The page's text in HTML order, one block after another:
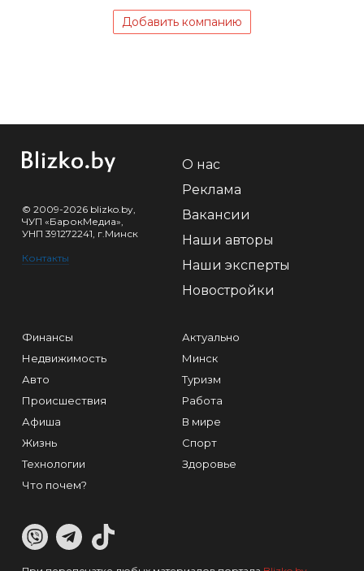
Добавить компанию
© 2009-2026 blizko.by,
ЧУП «БарокМедиа»,
УНП 391272241, г.Минск
Контакты
О нас
Реклама
Вакансии
Наши авторы
Наши эксперты
Новостройки
Финансы
Недвижимость
Авто
Происшествия
Афиша
Жизнь
Технологии
Что почем?
Актуально
Минск
Туризм
Работа
В мире
Спорт
Здоровье